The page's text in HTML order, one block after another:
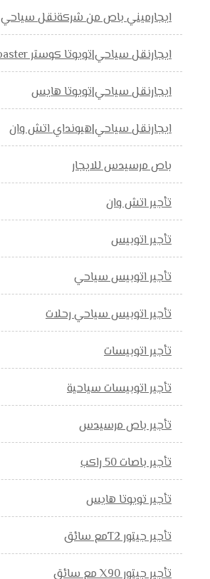
ايجارميني باص من شركةنقل سياحي
ايجارنقل سياحي|تويوتا كوستر ToyotaCoaster
ايجارنقل سياحي|تويوتا هايس
ايجارنقل سياحي|هيونداي اتش وان
باص مرسيدس للايجار
تأجير اتش وان
تأجير اتوبيس
تأجير اتوبيس سياحي
تأجير اتوبيس سياحي رحلات
تأجير اتوبيسات
تأجير اتوبيسات سياحية
تأجير باص مرسيدس
تأجير باصات 50 راكب
تأجير تويوتا هايس
تأجير جيتور T2مع سائق
تأجير جيتور X90 مع سائق